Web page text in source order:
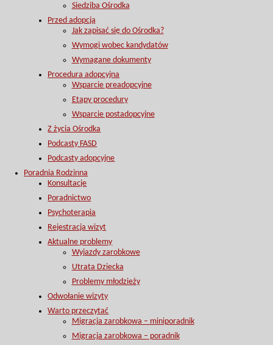
Siedziba Ośrodka
Przed adopcją
Jak zapisać się do Ośrodka?
Wymogi wobec kandydatów
Wymagane dokumenty
Procedura adopcyjna
Wsparcie preadopcyjne
Etapy procedury
Wsparcie postadopcyjne
Z życia Ośrodka
Podcasty FASD
Podcasty adopcyjne
Poradnia Rodzinna
Konsultacje
Poradnictwo
Psychoterapia
Rejestracja wizyt
Aktualne problemy
Wyjazdy zarobkowe
Utrata Dziecka
Problemy młodzieży
Odwołanie wizyty
Warto przeczytać
Migracja zarobkowa – miniporadnik
Migracja zarobkowa – poradnik